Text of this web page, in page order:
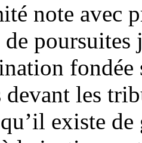
note avec
de
fondée
devant les
existe de